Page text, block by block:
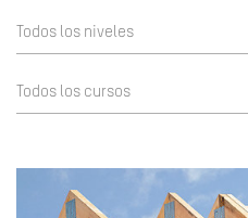
Todos los niveles
Todos los cursos